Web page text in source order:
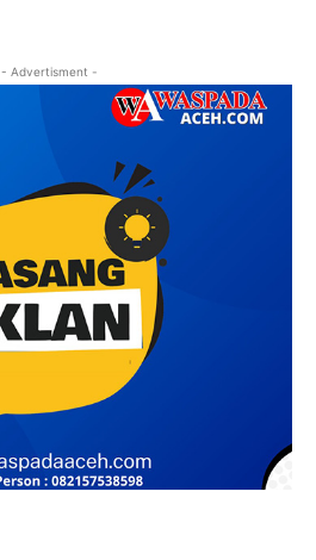
- Advertisment -